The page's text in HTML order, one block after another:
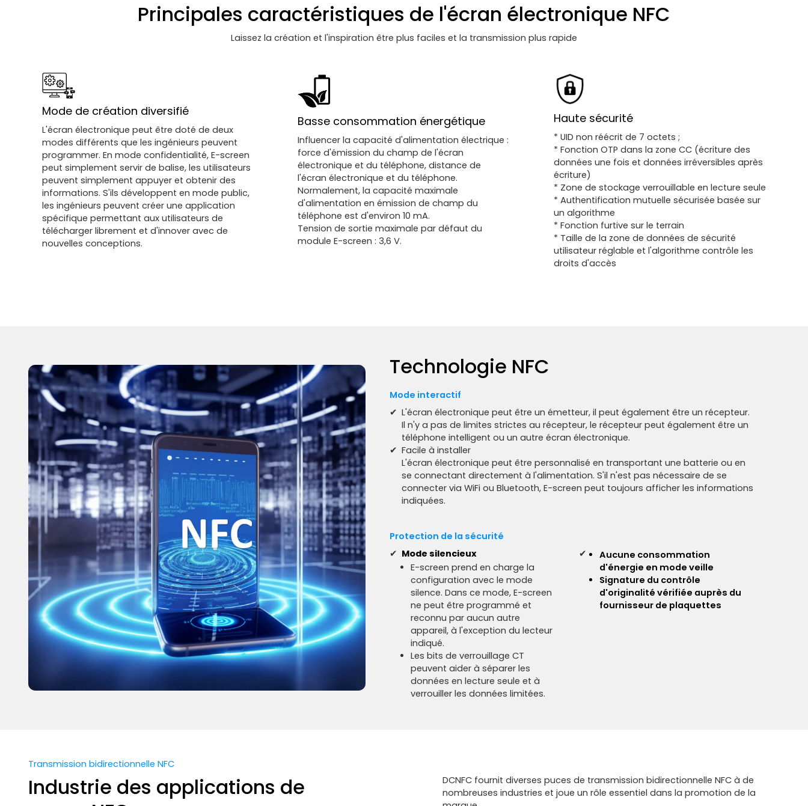
Principales caractéristiques de l'écran électronique NFC
Laissez la création et l'inspiration être plus faciles et la transmission plus rapide
Mode de création diversifié
L'écran électronique peut être doté de deux
modes différents que les ingénieurs peuvent
programmer. En mode confidentialité, E-screen
peut simplement servir de balise, les utilisateurs
peuvent simplement appuyer et obtenir des
informations. S'ils développent en mode public,
les ingénieurs peuvent créer une application
spécifique permettant aux utilisateurs de
télécharger librement et d'innover avec de
nouvelles conceptions.
Basse consommation énergétique
Influencer la capacité d'alimentation électrique :
force d'émission du champ de l'écran
électronique et du téléphone, distance de
l'écran électronique et du téléphone.
Normalement, la capacité maximale
d'alimentation en émission de champ du
téléphone est d'environ 10 mA.
Tension de sortie maximale par défaut du
module E-screen : 3,6 V.
Haute sécurité
* UID non réécrit de 7 octets ;
* Fonction OTP dans la zone CC (écriture des
données une fois et données irréversibles après
écriture)
* Zone de stockage verrouillable en lecture seule
* Authentification mutuelle sécurisée basée sur
un algorithme
* Fonction furtive sur le terrain
* Taille de la zone de données de sécurité
utilisateur réglable et l'algorithme contrôle les
droits d'accès
Technologie NFC
Mode interactif
✔ L'écran électronique peut être un émetteur, il peut également être un récepteur.
Il n'y a pas de limites strictes au récepteur, le récepteur peut également être un
téléphone intelligent ou un autre écran électronique.
✔ Facile à installer
L'écran électronique peut être personnalisé en transportant une batterie ou en
se connectant directement à l'alimentation. S'il n'est pas nécessaire de se
connecter via WiFi ou Bluetooth, E-screen peut toujours afficher les informations
indiquées.
Protection de la sécurité
✔ Mode silencieux
E-screen prend en charge la
configuration avec le mode
silence. Dans ce mode, E-screen
ne peut être programmé et
reconnu par aucun autre
appareil, à l'exception du lecteur
indiqué.
Les bits de verrouillage CT
peuvent aider à séparer les
données en lecture seule et à
verrouiller les données limitées.
✔
Aucune consommation
d'énergie en mode veille
Signature du contrôle
d'originalité vérifiée auprès du
fournisseur de plaquettes
Transmission bidirectionnelle NFC
Industrie des applications de
DCNFC fournit diverses puces de transmission bidirectionnelle NFC à de
nombreuses industries et joue un rôle essentiel dans la promotion de la